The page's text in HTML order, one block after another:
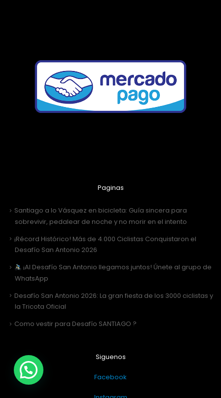
Paginas
Santiago a lo Vásquez en bicicleta: Guía sincera para
sobrevivir, pedalear de noche y no morir en el intento
¡Récord Histórico! Más de 4.000 Ciclistas Conquistaron el
Desafío San Antonio 2026
¡Al Desafío San Antonio llegamos juntos! Únete al grupo de
WhatsApp
Desafío San Antonio 2026: La gran fiesta de los 3000 ciclistas y
la Tricota Oficial
Como vestir para Desafío SANTIAGO ?
Siguenos
Facebook